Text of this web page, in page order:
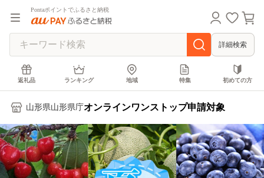
Pontaポイントでふるさと納税
詳細検索
返礼品 ランキング 地域 特集 初めての方
山形県山形県庁オンラインワンストップ申請対象